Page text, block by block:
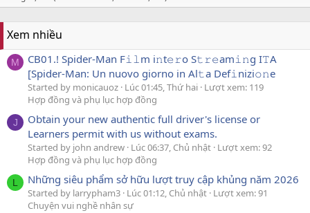
Xem nhiều
M
CB01.! Spider-Man F𝚒𝚕m i𝚗t𝚎𝚛o S𝚝𝚛𝚎am𝚒𝚗g I𝚃A
[Spider-Man: Un nuovo giorno in Al𝚝a Def𝚒nizi𝚘𝚗e
Started by monicauoz Lúc 01:45, Thứ hai Lượt xem: 119
Hợp đồng và phụ lục hợp đồng
J
Obtain your new authentic full driver's license or
Learners permit with us without exams.
Started by john andrew Lúc 06:37, Chủ nhật Lượt xem: 92
Hợp đồng và phụ lục hợp đồng
L Những siêu phẩm sở hữu lượt truy cập khủng năm 2026
Started by larrypham3 Lúc 01:12, Chủ nhật Lượt xem: 91
Chuyện vui nghề nhân sự